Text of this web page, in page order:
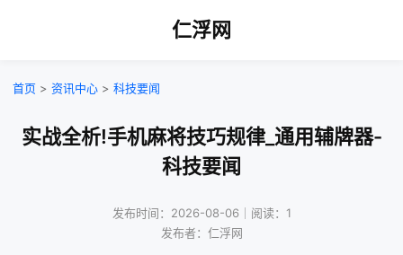
仁浮网
首页 > 资讯中心 > 科技要闻
实战全析!手机麻将技巧规律_通用辅牌器-
科技要闻
发布时间：2026-08-06｜阅读：1
发布者：仁浮网